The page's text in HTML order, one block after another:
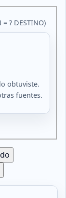
? DESTINO)
obtuviste.
fuentes.